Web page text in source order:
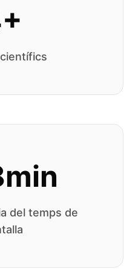
del temps de